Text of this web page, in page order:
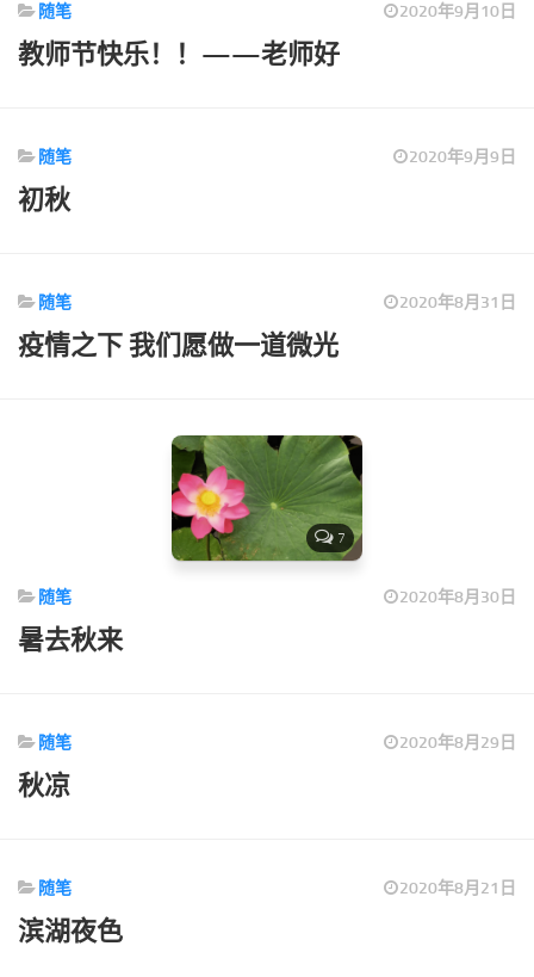
友情链接
随笔 2020年9月10日
教师节快乐！！——老师好
随笔 2020年9月9日
初秋
随笔 2020年8月31日
疫情之下 我们愿做一道微光
7
随笔 2020年8月30日
暑去秋来
随笔 2020年8月29日
秋凉
随笔 2020年8月21日
滨湖夜色